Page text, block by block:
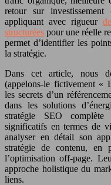
retour sur
appliquant avec rigueur
structurées pour une réelle
permet d’identifier les
la stratégie.
Dans cet article, nous
(appelons-le fictivement «
les secrets d’un
dans les solutions
stratégie SEO
significatifs en termes de
analyser en détail son
stratégie de contenu, en
l’optimisation off-page.
approche holistique du
liens.